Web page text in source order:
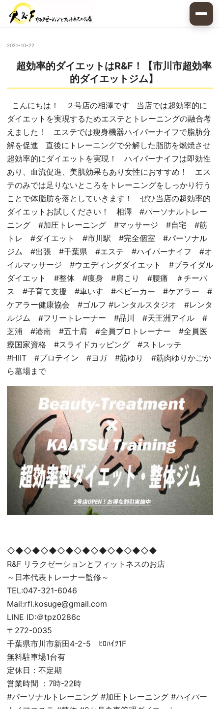
2021-10-22
超効率的ダイエットはR&F！【市川市超効率
的ダイエットジム】
こんにちは！ ２号店の相澤です 当店では超効率的に
ダイエットを実現するためエステとトレーニングの融合考
えました！ エステでは瘦身機器ハイパーナイフで脂肪分
解を促進 直後にトレーニングで分解した脂肪を燃焼させ
超効率的にダイエットを実現！ ハイパーナイフは即効性
あり、血流促進、美肌効果もあり女性におすすめ！ エス
テのみでは足りないところをトレーニングをしっかり行う
ことで体脂肪を落としていきます！ ぜひ当店の超効率的
ダイエットお試しください！ 相澤 #パーソナルトレー
ニング #加圧トレーニング #マッサージ #自宅 #筋
トレ #ダイエット #市川駅 #完全個室 #パーソナル
ジム #出張 #千葉県 #エステ #ハイパーナイフ #オ
イルマッサージ #ウエディングダイエット #ブライダル
ダイエット #整体 #痩身 #肩こり #腰痛 ＃チーパ
ス #子育て支援 #車いす #ベビーカー #ケアラー #
ケアラー健康協会 #ゴルフ #レンタルスタジオ #レンタ
ルジム #フリートレーナー #品川 #天王洲アイル #
芝浦 #港南 #五十肩 #全員プロトレーナー #全員医
療国家資格 #スライドカッピング #ストレッチ
#HIIT #プロテイン #ヨガ #筋ゆり #筋肉ゆりかごか
ら墓場まで
◇◆◇◆◇◆◇◆◇◆◇◆◇◆◇◆◇◆
R&F リラクゼーションとフィットネスのお店
～日本代表トレーナー監修～
TEL:047-321-6046
Mail:rfl.kosuge@gmail.com
LINE ID:＠tpz0286c
〒272-0035
千葉県市川市新田4-2-5 ﾋﾛﾊｲﾂ1F
無料駐車場1台有
定休日：不定期
営業時間 ：7時-22時
#パーソナルトレーニング #加圧トレーニング #ハイパー